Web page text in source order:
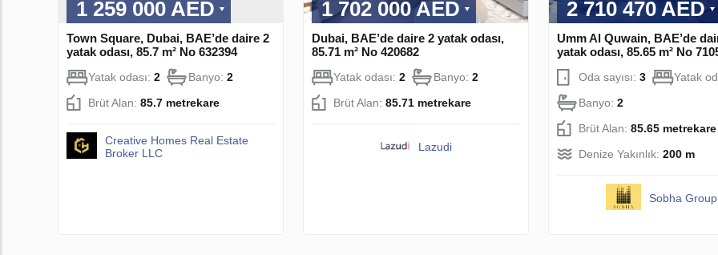
1 259 000 AED
Town Square, Dubai, BAE’de daire 2
yatak odası, 85.7 m² No 632394
Yatak odası: 2 Banyo: 2
Brüt Alan: 85.7 metrekare
Creative Homes Real Estate
Broker LLC
1 702 000 AED
Dubai, BAE’de daire 2 yatak odası,
85.71 m² No 420682
Yatak odası: 2 Banyo: 2
Brüt Alan: 85.71 metrekare
Lazudi
2 710 470 AED
Umm Al Quwain, BAE’de
yatak odası, 85.65 m² No
Oda sayısı: 3
Yatak
Banyo: 2
Brüt Alan: 85.65 metrekare
Denize Yakınlık: 200 m
Sobha Group